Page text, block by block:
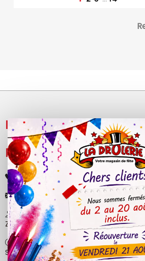
NOS PRODUITS
LÉGAL
+33 (0)4 50 40 81 00
contact@ladrolerie.fr
38 Rue de la Maladière
Z.A de la maladiere 01210 Ornex
Ma-Ve : 9h30 - 12h30 | 14h30 - 19h00
Sa : 9h30 - 12h30 | 14h00 - 18h30